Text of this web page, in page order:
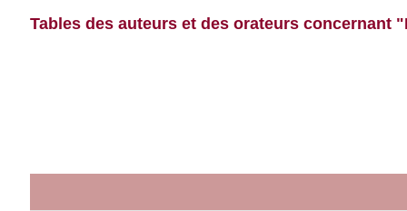
Tables des auteurs et des orateurs concernant